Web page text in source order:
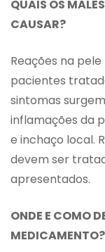
QUAIS OS
CAUSAR?
Reações na
pacientes
sintomas
inflamações da
e inchaço local.
devem ser
apresentados.
ONDE E COMO
MEDICAMENTO?